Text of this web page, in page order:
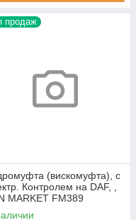
продаж
(вискомуфта), с
Контролем на DAF, ,
MARKET FM389